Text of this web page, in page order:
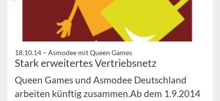
18.10.14 – Asmodee mit Queen Games
Stark erweitertes Vertriebsnetz
Queen Games und Asmodee Deutschland
arbeiten künftig zusammen.Ab dem 1.9.2014